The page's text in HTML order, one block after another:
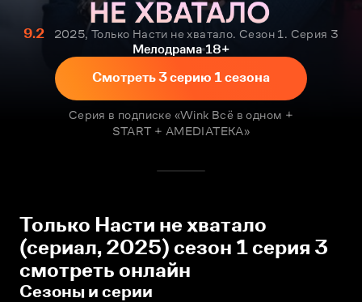
9.2
2025, Только Насти не хватало. Сезон 1. Серия 3
Мелодрама 18+
Смотреть 3 серию 1 сезона
Серия в подписке «Wink Всё в одном +
START + AMEDIATEKA»
Только Насти не хватало
(сериал, 2025) сезон 1 серия 3
смотреть онлайн
Сезоны и серии